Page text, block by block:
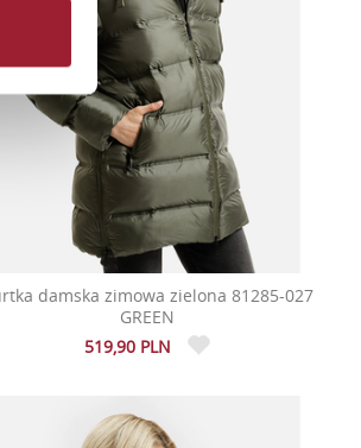
damska zimowa zielona 81285-027
GREEN
519,90 PLN